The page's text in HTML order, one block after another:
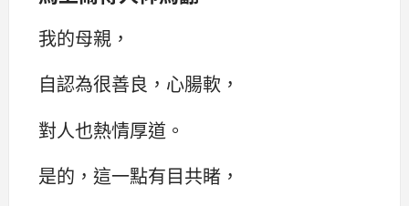
我的母親，
自認為很善良，心腸軟，
對人也熱情厚道。
是的，這一點有目共睹，